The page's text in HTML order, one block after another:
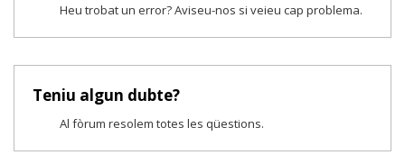
Heu trobat un error? Aviseu-nos si veieu cap problema.
Teniu algun dubte?
Al fòrum resolem totes les qüestions.